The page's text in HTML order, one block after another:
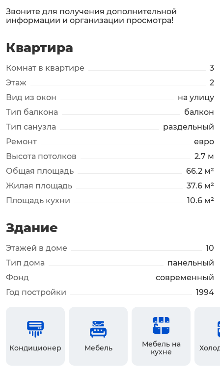
Звоните для получения дополнительной
информации и организации просмотра!
Квартира
Комнат в квартире
3
Этаж
2
Вид из окон
на улицу
Тип балкона
балкон
Тип санузла
раздельный
Ремонт
евро
Высота потолков
2.7 м
Общая площадь
66.2 м²
Жилая площадь
37.6 м²
Площадь кухни
10.6 м²
Здание
Этажей в доме
10
Тип дома
панельный
Фонд
современный
Год постройки
1994
Кондиционер Мебель
Мебель на
кухне